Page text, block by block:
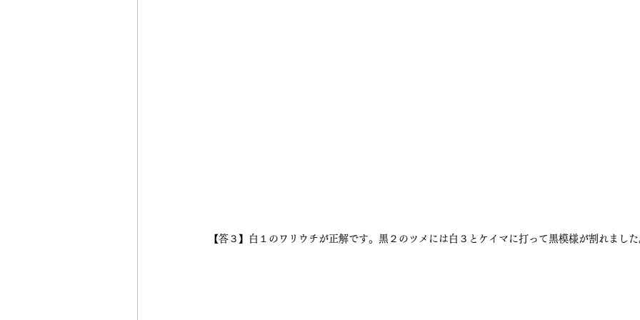
【答３】白１のワリウチが正解です。黒２のツメには白３とケイマに打って黒模様が割れまし